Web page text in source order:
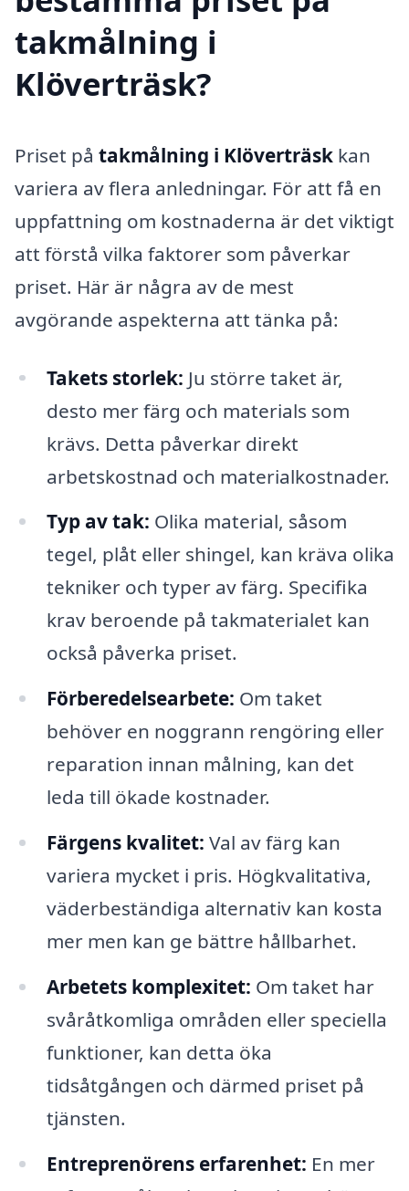
takmålning i
Klöverträsk?
Priset på takmålning i Klöverträsk kan
variera av flera anledningar. För att få en
uppfattning om kostnaderna är det viktigt
att förstå vilka faktorer som påverkar
priset. Här är några av de mest
avgörande aspekterna att tänka på:
Takets storlek: Ju större taket är,
desto mer färg och materials som
krävs. Detta påverkar direkt
arbetskostnad och materialkostnader.
Typ av tak: Olika material, såsom
tegel, plåt eller shingel, kan kräva olika
tekniker och typer av färg. Specifika
krav beroende på takmaterialet kan
också påverka priset.
Förberedelsearbete: Om taket
behöver en noggrann rengöring eller
reparation innan målning, kan det
leda till ökade kostnader.
Färgens kvalitet: Val av färg kan
variera mycket i pris. Högkvalitativa,
väderbeständiga alternativ kan kosta
mer men kan ge bättre hållbarhet.
Arbetets komplexitet: Om taket har
svåråtkomliga områden eller speciella
funktioner, kan detta öka
tidsåtgången och därmed priset på
tjänsten.
Entreprenörens erfarenhet: En mer